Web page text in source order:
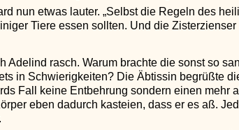
nun etwas lauter. „Selbst die Regeln des
Tiere essen sollten. Und die
Adelind rasch. Warum brachte die sonst so
in Schwierigkeiten? Die Äbtissin begrüßte
Fall keine Entbehrung sondern einen mehr
eben dadurch kasteien, dass er es aß.